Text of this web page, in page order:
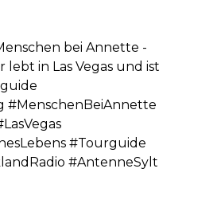
bei Annette -
lebt in Las Vegas und ist
#MenschenBeiAnnette
#Tourguide
#AntenneSylt